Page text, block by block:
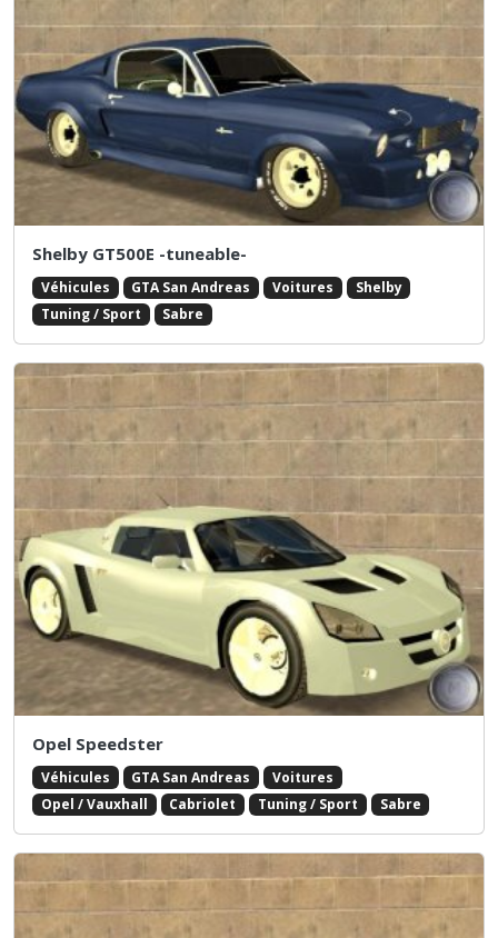
Shelby GT500E -tuneable-
Véhicules GTA San Andreas Voitures
Shelby
Tuning / Sport
Sabre
Opel Speedster
Véhicules GTA San Andreas
Voitures
Opel / Vauxhall
Cabriolet Tuning / Sport Sabre